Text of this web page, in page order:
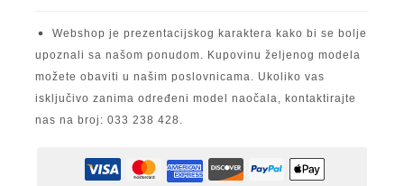
Webshop je prezentacijskog karaktera kako bi se bolje
upoznali sa našom ponudom. Kupovinu željenog modela
možete obaviti u našim poslovnicama. Ukoliko vas
isključivo zanima određeni model naočala, kontaktirajte
nas na broj: 033 238 428.